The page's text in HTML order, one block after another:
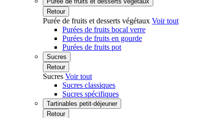
Retour
Purée de fruits et desserts végétaux Voir tout
Purées de fruits bocal verre
Purées de fruits en gourde
Purées de fruits pot
Sucres
Retour
Sucres Voir tout
Sucres classiques
Sucres spécifiques
Tartinables petit-déjeuner
Retour